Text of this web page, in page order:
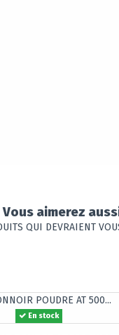
Vous aimerez
QUI DEVRAIENT
En stock